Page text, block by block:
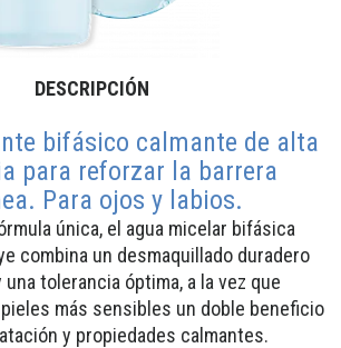
DESCRIPCIÓN
bifásico calmante de alta
para reforzar la barrera
Para ojos y labios.
única, el agua micelar bifásica
combina un desmaquillado duradero
una tolerancia óptima, a la vez que
más sensibles un doble beneficio
y propiedades calmantes.